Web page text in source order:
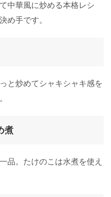
中華風に炒める本格レシ
め手です。
と炒めてシャキシャキ感を
煮
品。たけのこは水煮を使え